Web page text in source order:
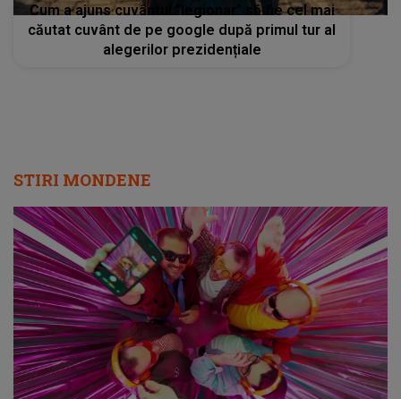
Cum a ajuns cuvântul ”legionar” să fie cel mai
căutat cuvânt de pe google după primul tur al
alegerilor prezidențiale
STIRI MONDENE